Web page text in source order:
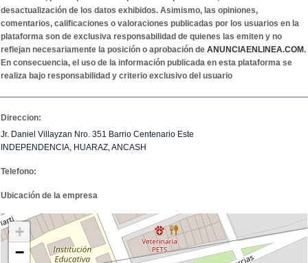
desactualización de los datos exhibidos. Asimismo, las opiniones,
comentarios, calificaciones o valoraciones publicadas por los usuarios en la
plataforma son de exclusiva responsabilidad de quienes las emiten y no
reflejan necesariamente la posición o aprobación de ANUNCIAENLINEA.COM.
En consecuencia, el uso de la información publicada en esta plataforma se
realiza bajo responsabilidad y criterio exclusivo del usuario
Direccion:
Jr. Daniel Villayzan Nro. 351 Barrio Centenario Este
INDEPENDENCIA, HUARAZ, ANCASH
Telefono:
Ubicación de la empresa
+
−